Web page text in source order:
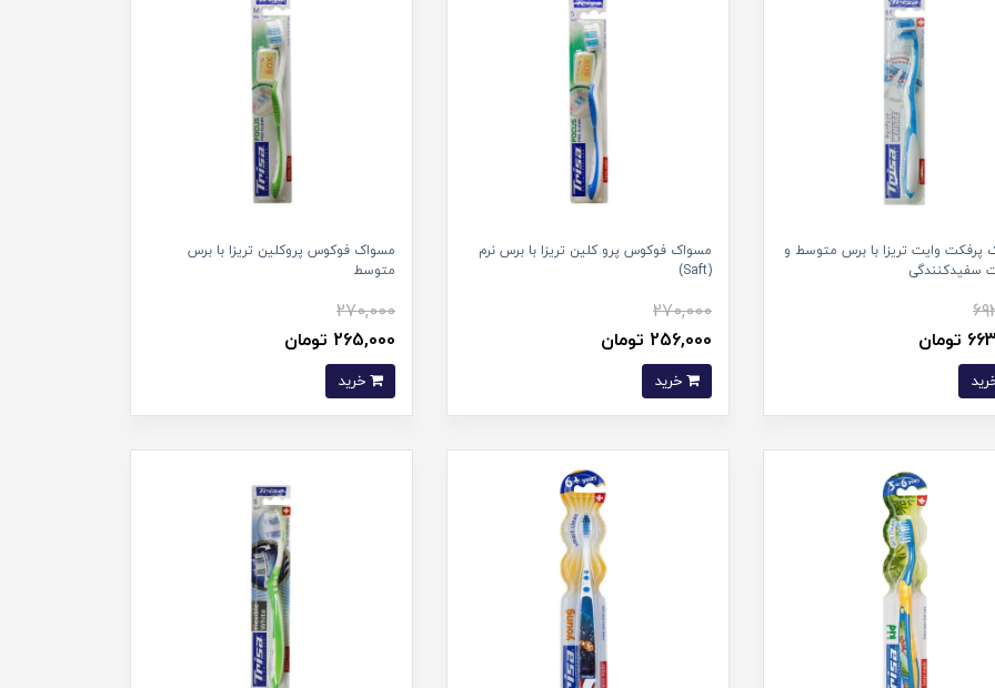
پرفکت وایت تریزا با برس متوسط و
سفیدکنندگی
مسواک فوکوس پرو کلین تریزا با برس نرم
(Saft)
270,000
256,000 تومان
خرید
مسواک فوکوس پروکلین تریزا با برس
متوسط
270,000
265,000 تومان
خرید